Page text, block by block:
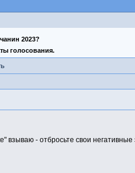
2023?
голосования.
взываю - отбросьте свои